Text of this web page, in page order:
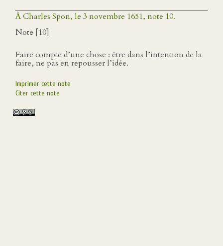
À Charles Spon, le 3 novembre 1651, note 10.
Note [10]
Faire compte d’une chose : être dans l’intention de la
faire, ne pas en repousser l’idée.
Imprimer cette note
Citer cette note